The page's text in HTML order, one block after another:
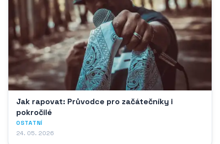
Jak rapovat: Průvodce pro začátečníky i
pokročilé
OSTATNÍ
24. 05. 2026